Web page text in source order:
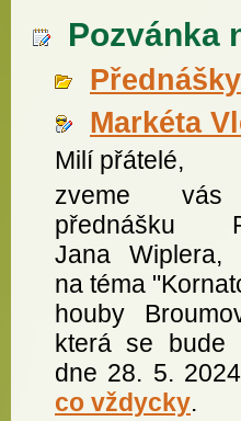
Pozvánka
Přednášky
Markéta
Milí přátelé,
zveme
přednášku
Jana Wiplera,
na téma
houby
která se bude
dne 28. 5.
co vždycky.